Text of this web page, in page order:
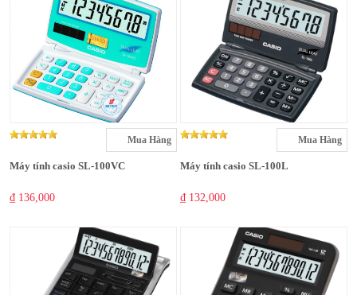
Mua Hàng
Máy tính casio SL-100VC
₫ 136,000
Mua Hàng
Máy tính casio SL-100L
₫ 132,000